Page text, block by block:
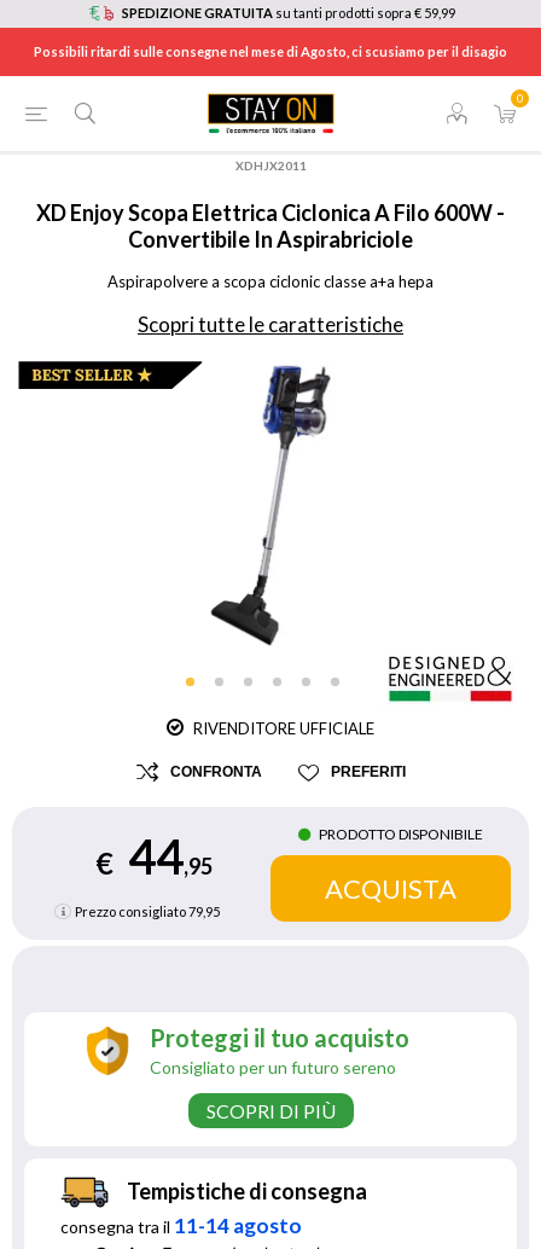
SPEDIZIONE GRATUITA su tanti prodotti sopra € 59,99
Possibili ritardi sulle consegne nel mese di Agosto, ci scusiamo per il disagio
0
/ ELETTRODOMESTICI
XDHJX2011
XD EnjoyScopa Elettrica Ciclonica A Filo 600W -
Convertibile In Aspirabriciole
Aspirapolvere a scopa ciclonic classe a+a hepa
Scopri tutte le caratteristiche
RIVENDITORE UFFICIALE
CONFRONTA PREFERITI
€ 44,95
Prezzo consigliato79,95
PRODOTTO DISPONIBILE
Proteggi il tuo acquisto
Consigliato per un futuro sereno
SCOPRI DI PIÙ
Tempistiche di consegna
consegna tra il 11-14 agosto